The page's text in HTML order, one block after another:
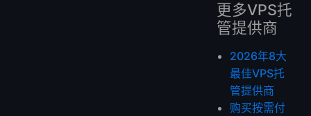
更多VPS托
管提供商
2026年8大
最佳VPS托
管提供商
购买按需付